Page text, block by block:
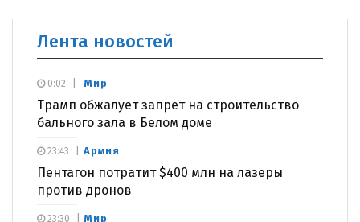
Лента новостей
Мир
Трамп обжалует запрет на строительство
бального зала в Белом доме
0:02
Армия
Пентагон потратит $400 млн на лазеры
против дронов
23:43
Мир
23:30